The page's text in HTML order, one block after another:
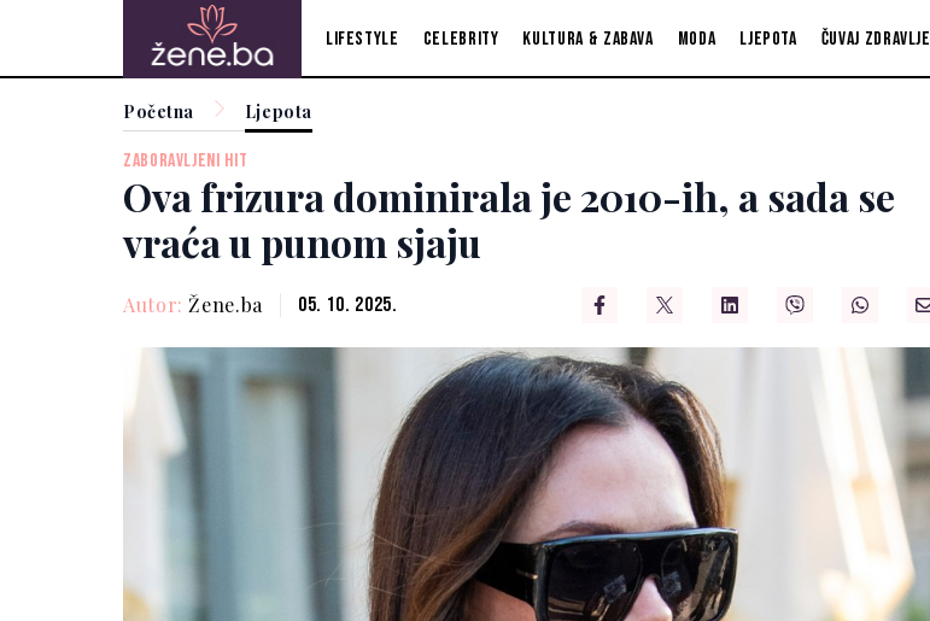
Lifestyle Celebrity Kultura & zabava Moda Ljepota Čuvaj zdravlje
Početna Ljepota
ZABORAVLJENI HIT
Ova frizura dominirala je 2010-ih, a sada se
vraća u punom sjaju
Autor: Žene.ba 05. 10. 2025.